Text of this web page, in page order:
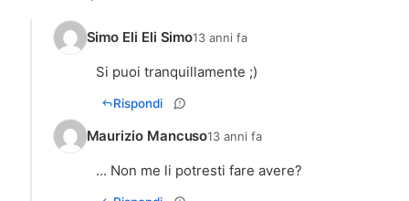
Simo Eli Eli Simo13 anni fa
Si puoi tranquillamente ;)
Rispondi
Maurizio Mancuso13 anni fa
... Non me li potresti fare avere?